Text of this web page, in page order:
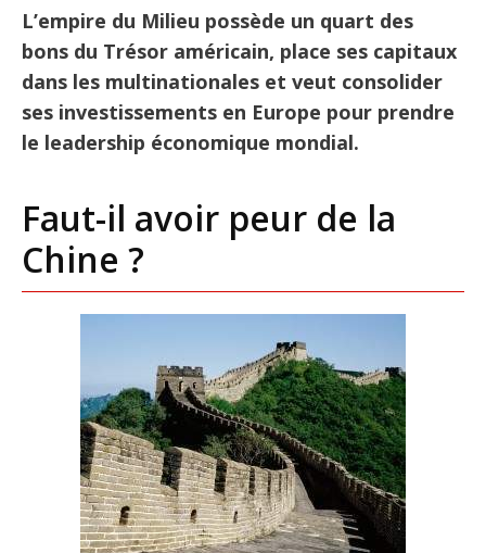
L’empire du Milieu possède un quart des
bons du Trésor américain, place ses capitaux
dans les multinationales et veut consolider
ses investissements en Europe pour prendre
le leadership économique mondial.
Faut-il avoir peur de la
Chine ?